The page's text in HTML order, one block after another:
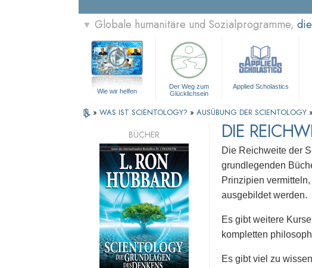
▼ Globale humanitäre und Sozialprogramme,
Wie wir helfen
Der Weg zum
Glücklichsein
Applied Scholastics
» WAS IST SCIENTOLOGY? » AUSÜBUNG DER SCIENTOLOGY »
DIE
Die Reichweite der
grundlegenden
Prinzipien
ausgebildet werden.
Es gibt weitere
kompletten
Es gibt viel zu
BÜCHER